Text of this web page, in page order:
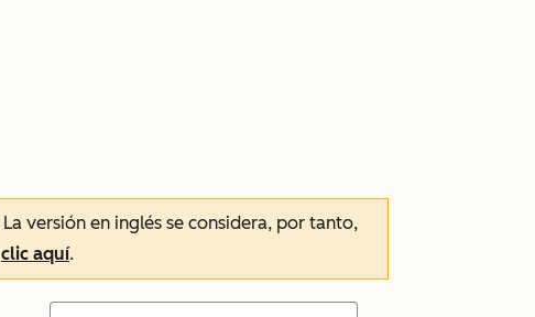
La versión en inglés se considera, por tanto,
clic aquí.